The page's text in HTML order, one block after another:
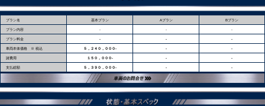
プラン名 基本プラン Aプラン Bプラン
プラン内容 ‐ - ‐
プラン料金 - ‐ ‐
車両本体価格 ※ 税込 ５，２４０，０００‐ ‐ ‐
諸費用 １５０，０００‐ ‐ ‐
支払総額 ５，３９０，０００‐ ‐ ‐